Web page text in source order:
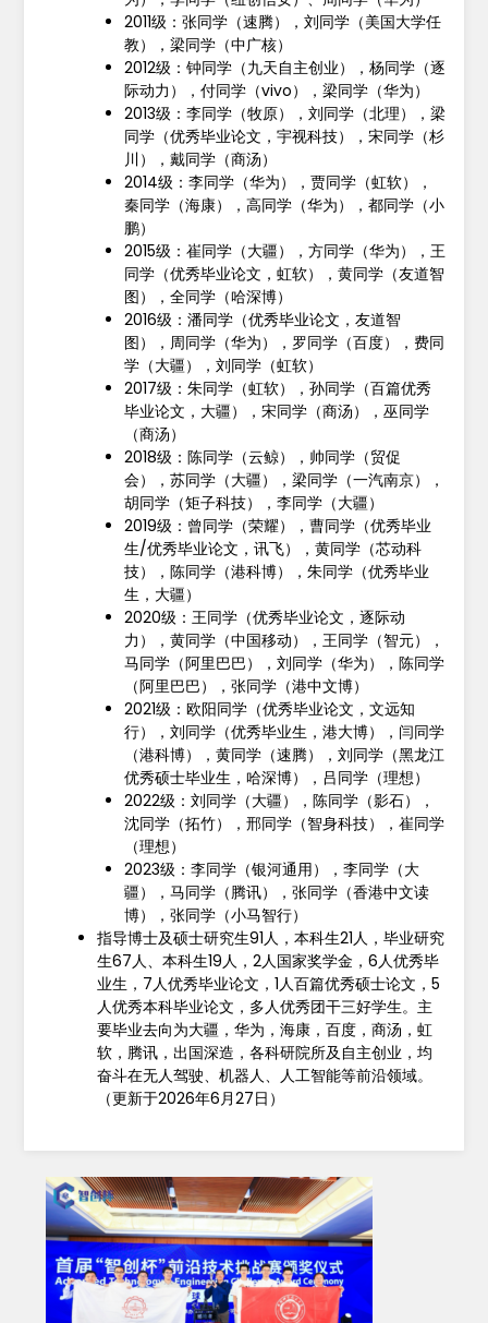
2011级：张同学（速腾），刘同学（美国大学任
教），梁同学（中广核）
2012级：钟同学（九天自主创业），杨同学（逐
际动力），付同学（vivo），梁同学（华为）
2013级：李同学（牧原），刘同学（北理），梁
同学（优秀毕业论文，宇视科技），宋同学（杉
川），戴同学（商汤）
2014级：李同学（华为），贾同学（虹软），
秦同学（海康），高同学（华为），都同学（小
鹏）
2015级：崔同学（大疆），方同学（华为），王
同学（优秀毕业论文，虹软），黄同学（友道智
图），全同学（哈深博）
2016级：潘同学（优秀毕业论文，友道智
图），周同学（华为），罗同学（百度），费同
学（大疆），刘同学（虹软）
2017级：朱同学（虹软），孙同学（百篇优秀
毕业论文，大疆），宋同学（商汤），巫同学
（商汤）
2018级：陈同学（云鲸），帅同学（贸促
会），苏同学（大疆），梁同学（一汽南京），
胡同学（矩子科技），李同学（大疆）
2019级：曾同学（荣耀），曹同学（优秀毕业
生/优秀毕业论文，讯飞），黄同学（芯动科
技），陈同学（港科博），朱同学（优秀毕业
生，大疆）
2020级：王同学（优秀毕业论文，逐际动
力），黄同学（中国移动），王同学（智元），
马同学（阿里巴巴），刘同学（华为），陈同学
（阿里巴巴），张同学（港中文博）
2021级：欧阳同学（优秀毕业论文，文远知
行），刘同学（优秀毕业生，港大博），闫同学
（港科博），黄同学（速腾），刘同学（黑龙江
优秀硕士毕业生，哈深博），吕同学（理想）
2022级：刘同学（大疆），陈同学（影石），
沈同学（拓竹），邢同学（智身科技），崔同学
（理想）
2023级：李同学（银河通用），李同学（大
疆），马同学（腾讯），张同学（香港中文读
博），张同学（小马智行）
指导博士及硕士研究生91人，本科生21人，毕业研究
生67人、本科生19人，2人国家奖学金，6人优秀毕
业生，7人优秀毕业论文，1人百篇优秀硕士论文，5
人优秀本科毕业论文，多人优秀团干三好学生。主
要毕业去向为大疆，华为，海康，百度，商汤，虹
软，腾讯，出国深造，各科研院所及自主创业，均
奋斗在无人驾驶、机器人、人工智能等前沿领域。
（更新于2026年6月27日）